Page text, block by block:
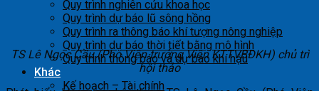
Quy trình nghiên cứu khoa học
Quy trình dự báo lũ sông hồng
Quy trình ra thông báo khí tượng nông nghiệp
Quy trình dự báo thời tiết bằng mô hình
Quy trình thông báo và dự báo khí hậu
Khác
Kế hoạch – Tài chính
TS Lê Ngọc Cầu (Phó Viện trưởng Viện KTTVBĐKH) chủ trì
hội thảo